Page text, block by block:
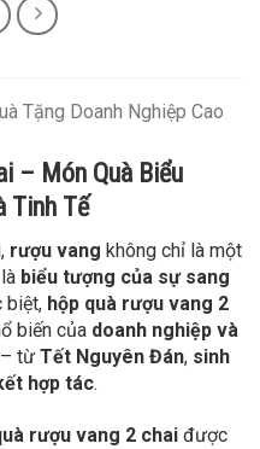
Tặng Doanh Nghiệp Cao
– Món Quà Biểu
Tinh Tế
rượu vang không chỉ là một
biểu tượng của sự sang
biệt, hộp quà rượu vang 2
biến của doanh nghiệp và
từ Tết Nguyên Đán, sinh
hợp tác.
rượu vang 2 chai được